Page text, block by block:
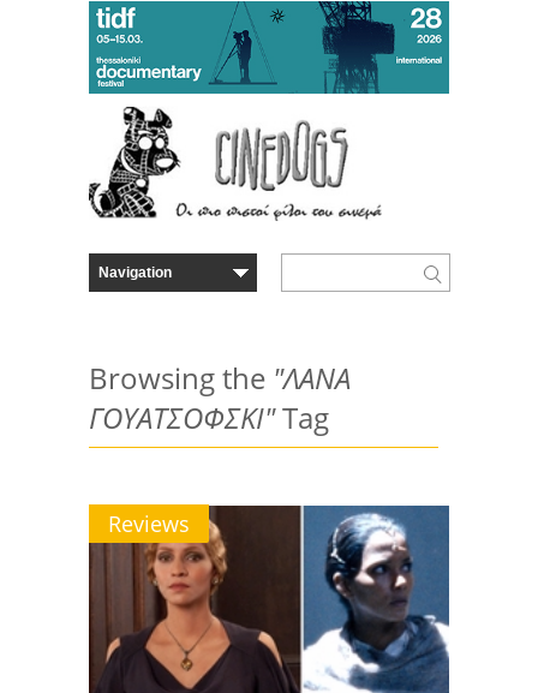
Browsing the "ΛΑΝΑ
ΓΟΥΑΤΣΟΦΣΚΙ"Tag
Reviews